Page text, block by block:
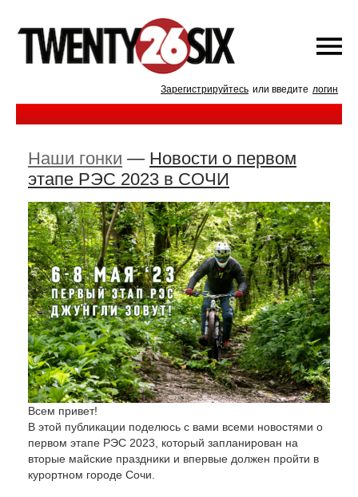
Зарегистрируйтесь или введите логин
Наши гонки — Новости о первом
этапе РЭС 2023 в СОЧИ
Всем привет!
В этой публикации поделюсь с вами всеми новостями о
первом этапе РЭС 2023, который запланирован на
вторые майские праздники и впервые должен пройти в
курортном городе Сочи.